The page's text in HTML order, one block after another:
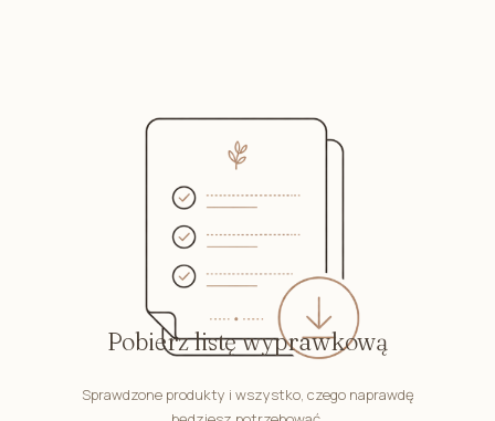
Pobierz listę wyprawkową
Sprawdzone produkty i wszystko, czego naprawdę